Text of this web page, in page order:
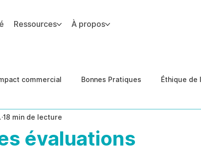
Ressources À propos
commercial Bonnes Pratiques Éthique de
cas Conformité
évaluations
18 min de lecture